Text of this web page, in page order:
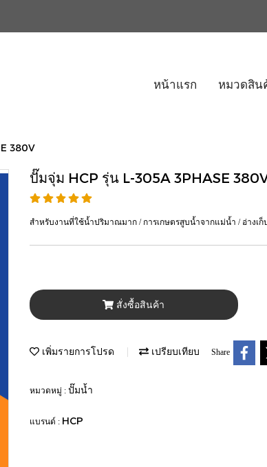
หน้าแรก หมวดสิน
380V
ปั๊มจุ่ม HCP รุ่น L-305A 3PHASE
สำหรับงานที่ใช้น้ำปริมาณมาก / การเกษตรสูบน้ำจากแม่น้ำ / อ่างเ
สั่งซื้อสินค้า
เพิ่มรายการโปรด เปรียบเทียบ Share
หมวดหมู่ : ปั๊มน้ำ
แบรนด์ : HCP